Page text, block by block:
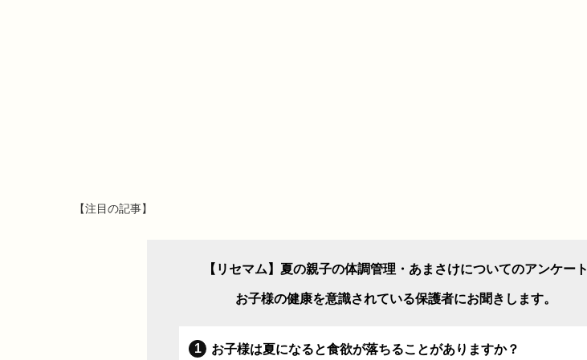
【注目の記事】
【リセマム】夏の親子の体調管理・あまさけについてのアンケート
お子様の健康を意識されている保護者にお聞きします。
お子様は夏になると食欲が落ちることがありますか？